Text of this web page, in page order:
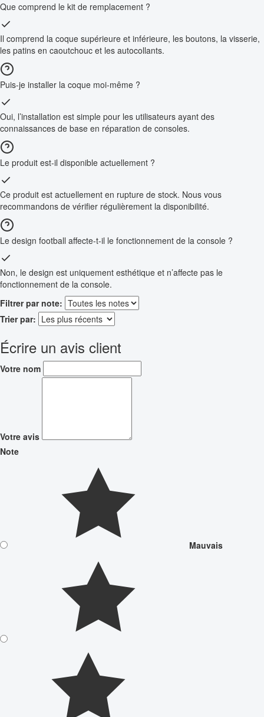
Que comprend le kit de remplacement ?
Il comprend la coque supérieure et inférieure, les boutons, la visserie,
les patins en caoutchouc et les autocollants.
Puis-je installer la coque moi-même ?
Oui, l’installation est simple pour les utilisateurs ayant des
connaissances de base en réparation de consoles.
Le produit est-il disponible actuellement ?
Ce produit est actuellement en rupture de stock. Nous vous
recommandons de vérifier régulièrement la disponibilité.
Le design football affecte-t-il le fonctionnement de la console ?
Non, le design est uniquement esthétique et n’affecte pas le
fonctionnement de la console.
Filtrer par note:
Trier par:
Écrire un avis client
Votre nom
Votre avis
Note
Mauvais